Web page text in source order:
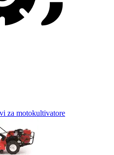
za motokultivatore